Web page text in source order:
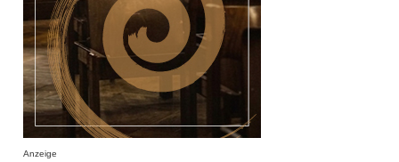
Anzeige